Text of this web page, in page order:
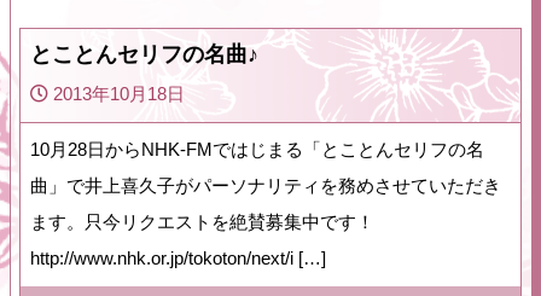
とことんセリフの名曲♪
2013年10月18日
10月28日からNHK-FMではじまる「とことんセリフの名
曲」で井上喜久子がパーソナリティを務めさせていただき
ます。只今リクエストを絶賛募集中です！
http://www.nhk.or.jp/tokoton/next/i […]